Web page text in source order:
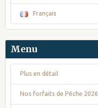
Français
Menu
Plus en détail
Nos forfaits de Pêche 2026